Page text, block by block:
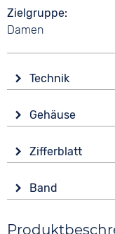
Zielgruppe
Damen
Technik
Solar
Wasserdicht
5 bar
Gehäuse
Mineralglas
Form
Rund
Material
Zifferblatt
Analog
Band